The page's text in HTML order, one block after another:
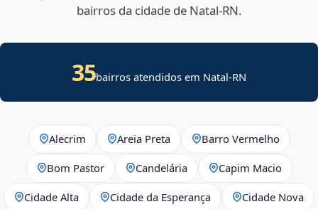
bairros da cidade de Natal‑RN.
35bairros atendidos em Natal-RN
Alecrim Areia Preta Barro Vermelho
Bom Pastor Candelária Capim Macio
Cidade Alta Cidade da Esperança Cidade Nova